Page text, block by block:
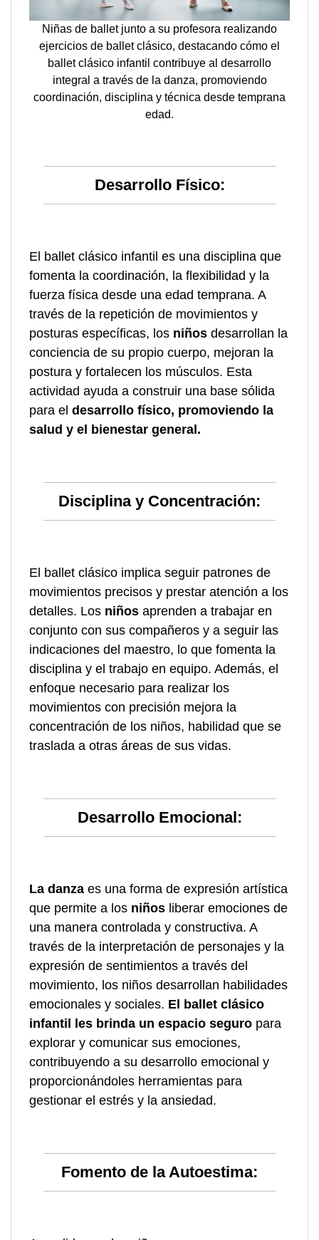
Niñas de ballet junto a su profesora realizando
ejercicios de ballet clásico, destacando cómo el
ballet clásico infantil contribuye al desarrollo
integral a través de la danza, promoviendo
coordinación, disciplina y técnica desde temprana
edad.
Desarrollo Físico:
El ballet clásico infantil es una disciplina que
fomenta la coordinación, la flexibilidad y la
fuerza física desde una edad temprana. A
través de la repetición de movimientos y
posturas específicas, los niños desarrollan la
conciencia de su propio cuerpo, mejoran la
postura y fortalecen los músculos. Esta
actividad ayuda a construir una base sólida
para el desarrollo físico, promoviendo la
salud y el bienestar general.
Disciplina y Concentración:
El ballet clásico implica seguir patrones de
movimientos precisos y prestar atención a los
detalles. Los niños aprenden a trabajar en
conjunto con sus compañeros y a seguir las
indicaciones del maestro, lo que fomenta la
disciplina y el trabajo en equipo. Además, el
enfoque necesario para realizar los
movimientos con precisión mejora la
concentración de los niños, habilidad que se
traslada a otras áreas de sus vidas.
Desarrollo Emocional:
La danza es una forma de expresión artística
que permite a los niños liberar emociones de
una manera controlada y constructiva. A
través de la interpretación de personajes y la
expresión de sentimientos a través del
movimiento, los niños desarrollan habilidades
emocionales y sociales. El ballet clásico
infantil les brinda un espacio seguro para
explorar y comunicar sus emociones,
contribuyendo a su desarrollo emocional y
proporcionándoles herramientas para
gestionar el estrés y la ansiedad.
Fomento de la Autoestima: